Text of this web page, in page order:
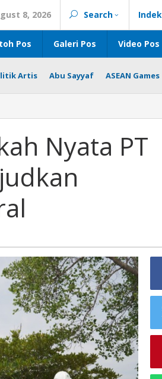
8, 2026 Search
Pos Galeri Pos Video Pos
Artis Abu Sayyaf ASEAN Games
Nyata PT